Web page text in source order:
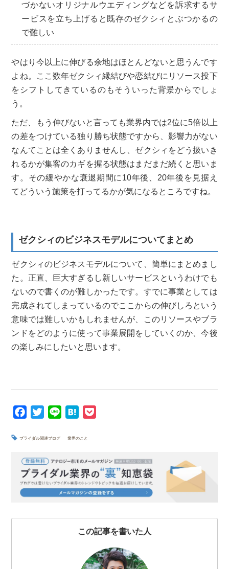
づかないオリジナルウエディングなどを訴求するサ
ービスを立ち上げると既存のゼクシィとぶつかるの
で難しい
やはり今以上に伸びる余地はほとんどないと思うんです
よね。ここ数年ゼクシィ縁結びや恋結びにリソース投下
をシフトしてきているのもそういった背景からでしょ
う。
ただ、もう伸びないと言っても業界内では2位に5倍以上
の差をつけている独り勝ち状態ですから、影響力がない
なんてことは全くありませんし、ゼクシィをどう扱いき
れるかが集客のカギを握る状態はまだまだ続くと思いま
す。その緩やかな衰退期間に10年後、20年後を見据え
てどういう施策を打ってるかが気になるところですね。
ゼクシィのビジネスモデルについてまとめ
ゼクシィのビジネスモデルについて、簡単にまとめまし
た。正直、巨大すぎるし新しいサービスというわけでも
ないので書くのが難しかったです。すでに事業としては
完成されてしまっているのでここからの伸びしろという
意味では難しいかもしれませんが、このリソースやブラ
ンドをどのように使って事業展開をしていくのか、今後
の楽しみにしたいと思います。
c
b
o
o
i
t
e
r
H
t
n
a
e
t
ブライダル関連ブログ 業界のこと
この記事を書いた人